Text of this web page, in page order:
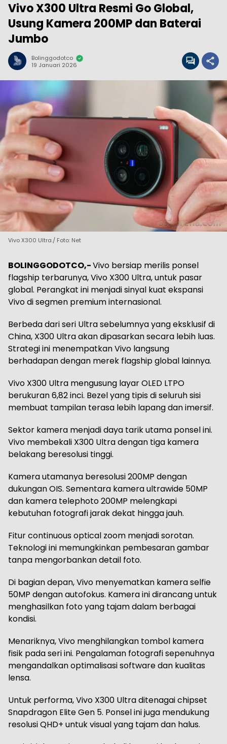
Vivo X300 Ultra Resmi Go Global,
Usung Kamera 200MP dan Baterai
Jumbo
Bolinggodotco
19 Januari 2026
Vivo X300 Ultra./ Foto: Net
BOLINGGODOTCO,-Vivo bersiap merilis ponsel
flagship terbarunya, Vivo X300 Ultra, untuk pasar
global. Perangkat ini menjadi sinyal kuat ekspansi
Vivo di segmen premium internasional.
Berbeda dari seri Ultra sebelumnya yang eksklusif di
China, X300 Ultra akan dipasarkan secara lebih luas.
Strategi ini menempatkan Vivo langsung
berhadapan dengan merek flagship global lainnya.
Vivo X300 Ultra mengusung layar OLED LTPO
berukuran 6,82 inci. Bezel yang tipis di seluruh sisi
membuat tampilan terasa lebih lapang dan imersif.
Sektor kamera menjadi daya tarik utama ponsel ini.
Vivo membekali X300 Ultra dengan tiga kamera
belakang beresolusi tinggi.
Kamera utamanya beresolusi 200MP dengan
dukungan OIS. Sementara kamera ultrawide 50MP
dan kamera telephoto 200MP melengkapi
kebutuhan fotografi jarak dekat hingga jauh.
Fitur continuous optical zoom menjadi sorotan.
Teknologi ini memungkinkan pembesaran gambar
tanpa mengorbankan detail foto.
Di bagian depan, Vivo menyematkan kamera selfie
50MP dengan autofokus. Kamera ini dirancang untuk
menghasilkan foto yang tajam dalam berbagai
kondisi.
Menariknya, Vivo menghilangkan tombol kamera
fisik pada seri ini. Pengalaman fotografi sepenuhnya
mengandalkan optimalisasi software dan kualitas
lensa.
Untuk performa, Vivo X300 Ultra ditenagai chipset
Snapdragon Elite Gen 5. Ponsel ini juga mendukung
resolusi QHD+ untuk visual yang tajam dan halus.